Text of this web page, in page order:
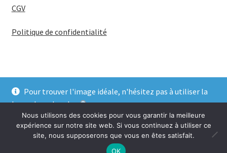
Pour trouver l'image idéale, n'hésitez pas à utiliser la
barre de recherche
Ignorer
CGV
Politique de confidentialité
© BadgeGirl® 2026
Nous utilisons des cookies pour vous garantir la meilleure
expérience sur notre site web. Si vous continuez à utiliser ce
site, nous supposerons que vous en êtes satisfait.
OK